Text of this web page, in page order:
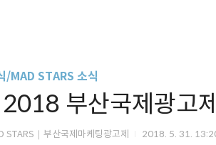
/MAD STARS 소식
부산국제광고
STARS｜부산국제마케팅광고제 2018. 5. 31.